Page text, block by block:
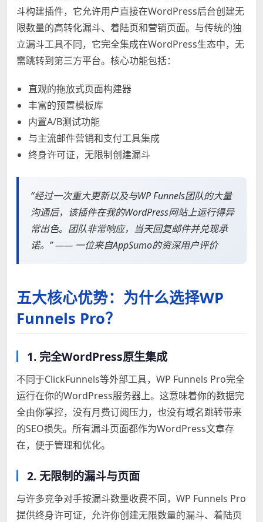
斗构建插件，它允许用户直接在WordPress后台创建无
限数量的高转化漏斗、着陆页和营销页面。与传统的独
立漏斗工具不同，它完全集成在WordPress生态中，无
需跳转到第三方平台。核心功能包括：
直观的拖放式页面构建器
丰富的预置模板库
内置A/B测试功能
与主流邮件营销和支付工具集成
终身许可证，无限制创建漏斗
“经过一次重大更新以及与WP Funnels团队的大量
沟通后，该插件在我的WordPress网站上运行得异
常出色。团队非常响应，当天回复邮件并兑现承
诺。” —— 一位来自AppSumo的资深用户评价
五大核心优势：为什么选择WP
Funnels Pro？
1. 完全WordPress原生集成
不同于ClickFunnels等外部工具，WP Funnels Pro完全
运行在你的WordPress服务器上。这意味着你的数据完
全由你掌控，没有月费订阅压力，也没有域名跳转带来
的SEO损失。所有漏斗页面都作为WordPress文章存
在，便于管理和优化。
2. 无限制的漏斗与页面
与许多竞争对手按漏斗数量收费不同，WP Funnels Pro
提供终身许可证，允许你创建无限数量的漏斗、着陆页